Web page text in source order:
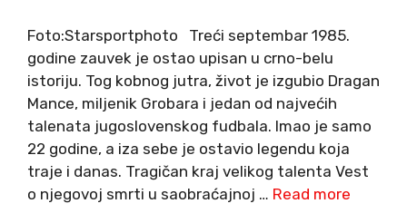
Foto:Starsportphoto Treći septembar 1985.
godine zauvek je ostao upisan u crno-belu
istoriju. Tog kobnog jutra, život je izgubio Dragan
Mance, miljenik Grobara i jedan od najvećih
talenata jugoslovenskog fudbala. Imao je samo
22 godine, a iza sebe je ostavio legendu koja
traje i danas. Tragičan kraj velikog talenta Vest
o njegovoj smrti u saobraćajnoj … Read more